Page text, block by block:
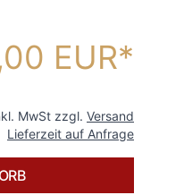
EUR
MwSt zzgl. Versand
Lieferzeit auf Anfrage